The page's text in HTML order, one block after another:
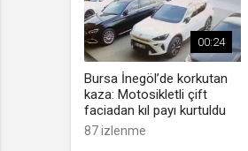
00:24
Bursa İnegöl’de korkutan
kaza: Motosikletli çift
faciadan kıl payı kurtuldu
87 izlenme